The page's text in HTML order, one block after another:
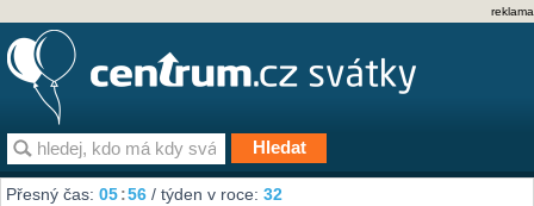
reklama
Přesný čas:05:56 / týden v roce:32